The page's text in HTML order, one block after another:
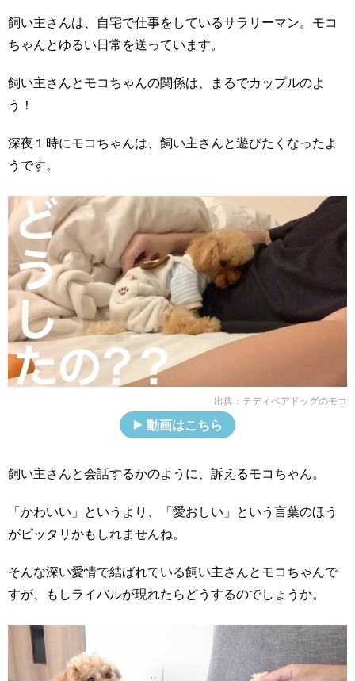
飼い主さんは、自宅で仕事をしているサラリーマン。モコ
ちゃんとゆるい日常を送っています。
飼い主さんとモコちゃんの関係は、まるでカップルのよ
う！
深夜１時にモコちゃんは、飼い主さんと遊びたくなったよ
うです。
出典： テディベアドッグのモコ
動画はこちら
飼い主さんと会話するかのように、訴えるモコちゃん。
「かわいい」というより、「愛おしい」という言葉のほう
がピッタリかもしれませんね。
そんな深い愛情で結ばれている飼い主さんとモコちゃんで
すが、もしライバルが現れたらどうするのでしょうか。